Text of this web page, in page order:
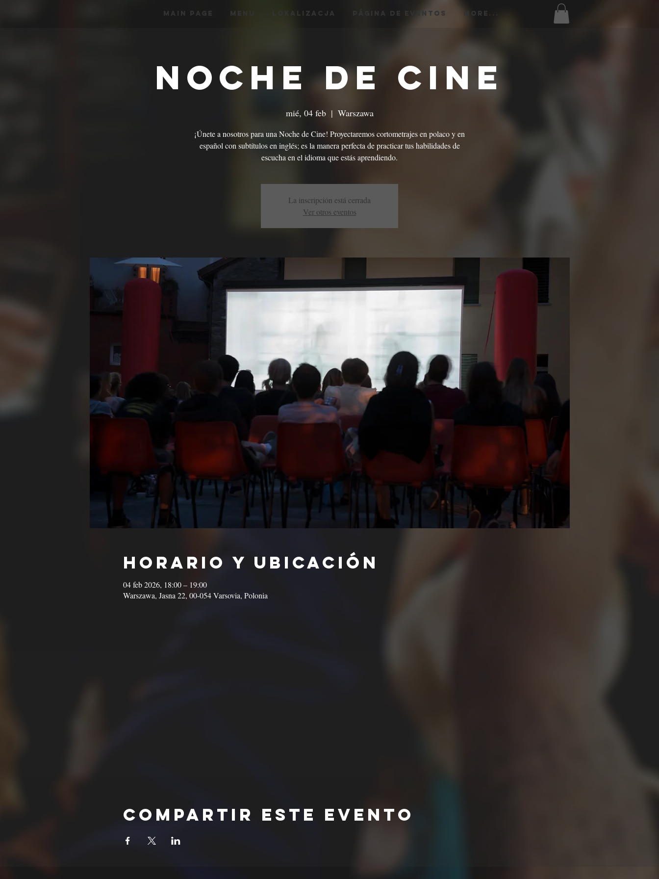
Main Page menu Lokalizacja Página de Eventos More...
Noche de Cine
mié, 04 feb
  |
Warszawa
¡Únete a nosotros para una Noche de Cine! Proyectaremos cortometrajes en polaco y en
español con subtítulos en inglés; es la manera perfecta de practicar tus habilidades de
escucha en el idioma que estás aprendiendo.
La inscripción está cerrada
Ver otros eventos
Horario y ubicación
04 feb 2026, 18:00 – 19:00
Warszawa, Jasna 22, 00-054 Varsovia, Polonia
Compartir este evento